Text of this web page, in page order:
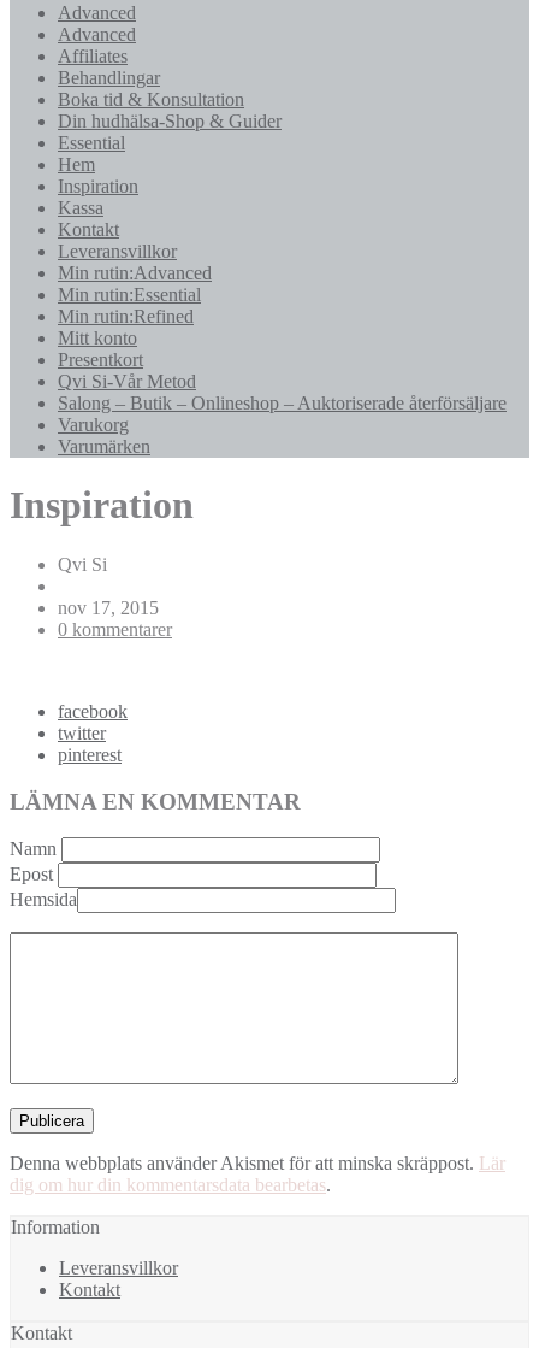
Advanced
Advanced
Affiliates
Behandlingar
Boka tid & Konsultation
Din hudhälsa-Shop & Guider
Essential
Hem
Inspiration
Kassa
Kontakt
Leveransvillkor
Min rutin:Advanced
Min rutin:Essential
Min rutin:Refined
Mitt konto
Presentkort
Qvi Si-Vår Metod
Salong – Butik – Onlineshop – Auktoriserade återförsäljare
Varukorg
Varumärken
Inspiration
Qvi Si
nov 17, 2015
0 kommentarer
facebook
twitter
pinterest
LÄMNA EN KOMMENTAR
Namn
Epost
Hemsida
Denna webbplats använder Akismet för att minska skräppost. Lär
dig om hur din kommentarsdata bearbetas.
Information
Leveransvillkor
Kontakt
Kontakt